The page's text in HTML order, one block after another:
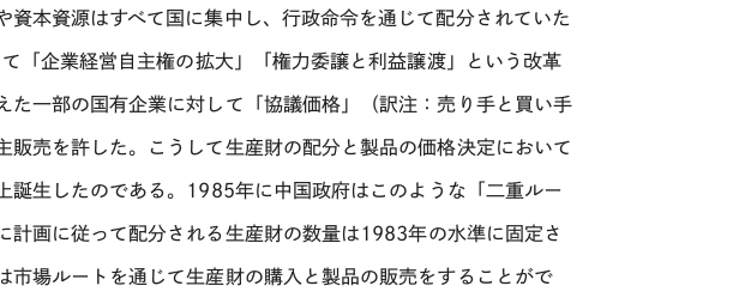
本資源はすべて国に集中し、行政命令を通じて配分されていた
「企業経営自主権の拡大」「権力委譲と利益譲渡」という改革
た一部の国有企業に対して「協議価格」（訳注：売り手と買い手
売を許した。こうして生産財の配分と製品の価格決定において
誕生したのである。1985年に中国政府はこのような「二重ルー
計画に従って配分される生産財の数量は1983年の水準に固定さ
市場ルートを通じて生産財の購入と製品の販売をすることがで